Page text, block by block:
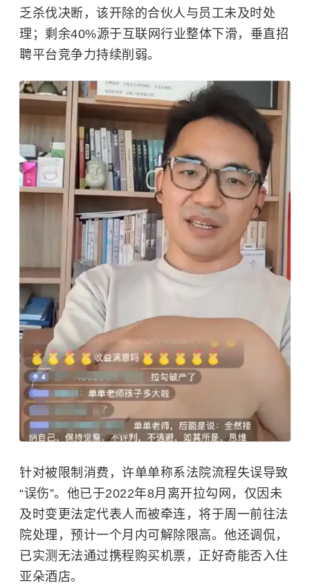
乏杀伐决断，该开除的合伙人与员工未及时处
理；剩余40%源于互联网行业整体下滑，垂直招
聘平台竞争力持续削弱。
针对被限制消费，许单单称系法院流程失误导致
“误伤”。他已于2022年8月离开拉勾网，仅因未
及时变更法定代表人而被牵连，将于周一前往法
院处理，预计一个月内可解除限高。他还调侃，
已实测无法通过携程购买机票，正好奇能否入住
亚朵酒店。